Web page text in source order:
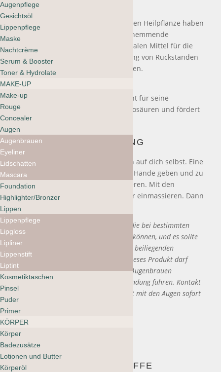
Hamamelis
Die Rinde und die Blätter dieser alten Heilpflanze haben
adstringierende und entzündungshemmende
Eigenschaften, die sie zu einem idealen Mittel für die
sanfte Reinigung und die Entfernung von Rückständen
machen, die die Farbe trüben können.
Biologischer Reissirup
Dieser natürliche Extrakt ist bekannt für seine
Konzentration an stärkenden Aminosäuren und fördert
Feuchtigkeit und Elastizität.
ANWENDUNG
Atme tief ein und konzentriere dich auf dich selbst. Eine
kleine Menge des Shampoos in die Hände geben und zu
einem leichten Schaum aufemulgieren. Mit den
Fingerspitzen in Kopfhaut und Haar einmassieren. Dann
gründlich ausspülen.
Dieses Produkt enthält Inhaltsstoffe, die bei bestimmten
Personen Hautreizungen hervorrufen können, und es sollte
ein vorläufiger Patch-Test gemäss den beiliegenden
Anweisungen durchgeführt werden. Dieses Produkt darf
nicht zum Färben der Wimpern oder Augenbrauen
verwendet werden; dies kann zu Erblindung führen. Kontakt
mit den Augen vermeiden. Bei Kontakt mit den Augen sofort
ausspülen.
INHALTSSTOFFE
Augenpflege
Gesichtsöl
Lippenpflege
Maske
Nachtcrème
Serum & Booster
Toner & Hydrolate
MAKE-UP
Make-up
Rouge
Concealer
Augen
Augenbrauen
Eyeliner
Lidschatten
Mascara
Foundation
Highlighter/Bronzer
Lippen
Lippenpflege
Lipgloss
Lipliner
Lippenstift
Liptint
Kosmetiktaschen
Pinsel
Puder
Primer
KÖRPER
Körper
Badezusätze
Lotionen und Butter
Körperöl